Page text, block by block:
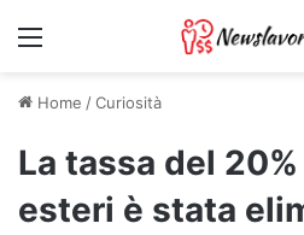
Menu
Home /Curiosità
La tassa del
esteri è stata